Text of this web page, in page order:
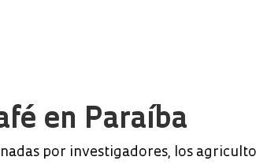
en Paraíba
por investigadores, los